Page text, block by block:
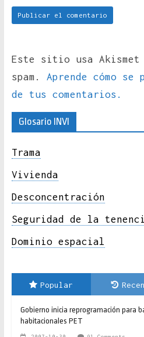
Este sitio usa
spam. Aprende cómo
de tus comentarios.
Glosario INVI
Trama
Vivienda
Desconcentración
Seguridad de la
Dominio espacial
Popular
Gobierno inicia reprogramación para
habitacionales PET